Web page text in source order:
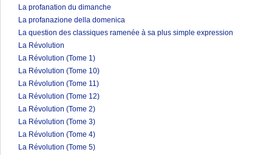
La profanation du dimanche
La profanazione della domenica
La question des classiques ramenée à sa plus simple expression
La Révolution
La Révolution (Tome 1)
La Révolution (Tome 10)
La Révolution (Tome 11)
La Révolution (Tome 12)
La Révolution (Tome 2)
La Révolution (Tome 3)
La Révolution (Tome 4)
La Révolution (Tome 5)